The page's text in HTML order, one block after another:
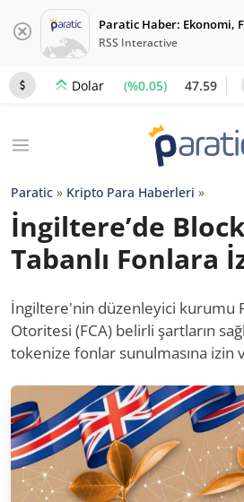
Paratic Haber: Ekonomi,
RSS Interactive
Dolar (%0.05) 47.59
Paratic » Kripto Para Haberleri »
İngiltere’de
Tabanlı Fonlara
İngiltere'nin düzenleyici kurumu
Otoritesi (FCA) belirli şartların
tokenize fonlar sunulmasına izin